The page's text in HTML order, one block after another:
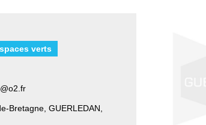
verts
Bretagne, GUERLEDAN,